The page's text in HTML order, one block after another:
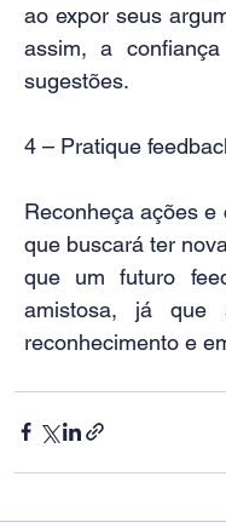
ao expor seus
assim, a
sugestões.
4 – Pratique
Reconheça ações
que buscará ter
que um futuro
amistosa, já que
reconhecimento e